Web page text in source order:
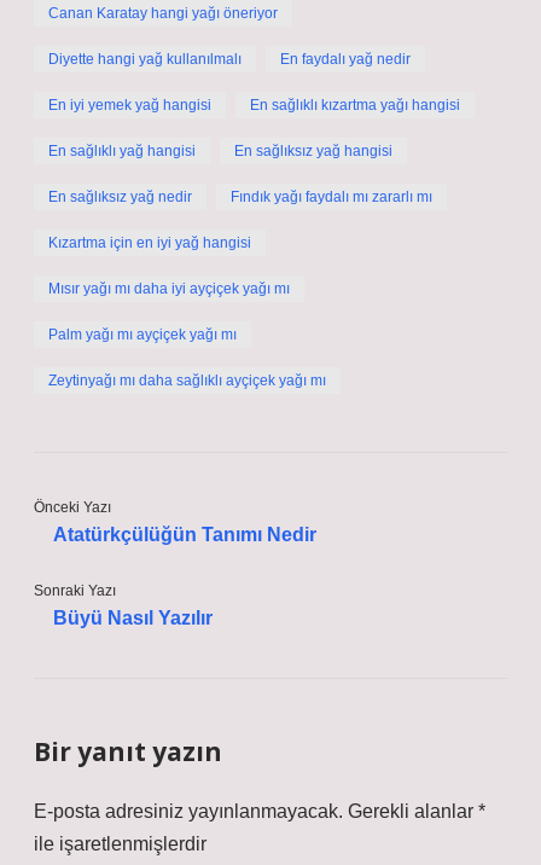
Canan Karatay hangi yağı öneriyor
Diyette hangi yağ kullanılmalı En faydalı yağ nedir
En iyi yemek yağ hangisi En sağlıklı kızartma yağı hangisi
En sağlıklı yağ hangisi En sağlıksız yağ hangisi
En sağlıksız yağ nedir Fındık yağı faydalı mı zararlı mı
Kızartma için en iyi yağ hangisi
Mısır yağı mı daha iyi ayçiçek yağı mı
Palm yağı mı ayçiçek yağı mı
Zeytinyağı mı daha sağlıklı ayçiçek yağı mı
Önceki Yazı
Atatürkçülüğün Tanımı Nedir
Sonraki Yazı
Büyü Nasıl Yazılır
Bir yanıt yazın
E-posta adresiniz yayınlanmayacak. Gerekli alanlar *
ile işaretlenmişlerdir